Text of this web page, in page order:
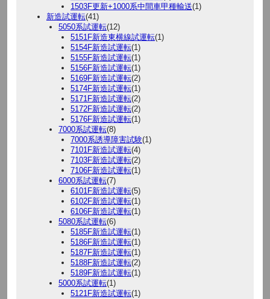
1503F更新+1000系中間車甲種輸送(1)
新造試運転(41)
5050系試運転(12)
5151F新造東横線試運転(1)
5154F新造試運転(1)
5155F新造試運転(1)
5156F新造試運転(1)
5169F新造試運転(2)
5174F新造試運転(1)
5171F新造試運転(2)
5172F新造試運転(2)
5176F新造試運転(1)
7000系試運転(8)
7000系誘導障害試験(1)
7101F新造試運転(4)
7103F新造試運転(2)
7106F新造試運転(1)
6000系試運転(7)
6101F新造試運転(5)
6102F新造試運転(1)
6106F新造試運転(1)
5080系試運転(6)
5185F新造試運転(1)
5186F新造試運転(1)
5187F新造試運転(1)
5188F新造試運転(2)
5189F新造試運転(1)
5000系試運転(1)
5121F新造試運転(1)